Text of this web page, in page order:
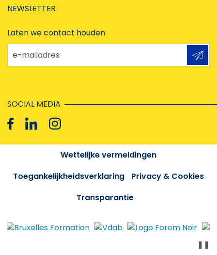
NEWSLETTER
Laten we contact houden
e-mailadres
SOCIAL MEDIA
Wettelijke vermeldingen
Toegankelijkheidsverklaring
Privacy & Cookies
Transparantie
❚❚